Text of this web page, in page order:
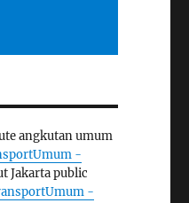
angkutan umum
-
Jakarta public
-